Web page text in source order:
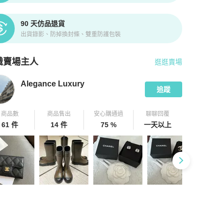
90 天仿品退貨
出貨錄影、防掉換封條、雙重防護包裝
賣場主人
拍拍圈嚴選賣家
逛逛賣場
Alegance Luxury
追蹤
商品數
61 件
商品售出
14 件
安心購通過
75 %
聊聊回覆
一天以上